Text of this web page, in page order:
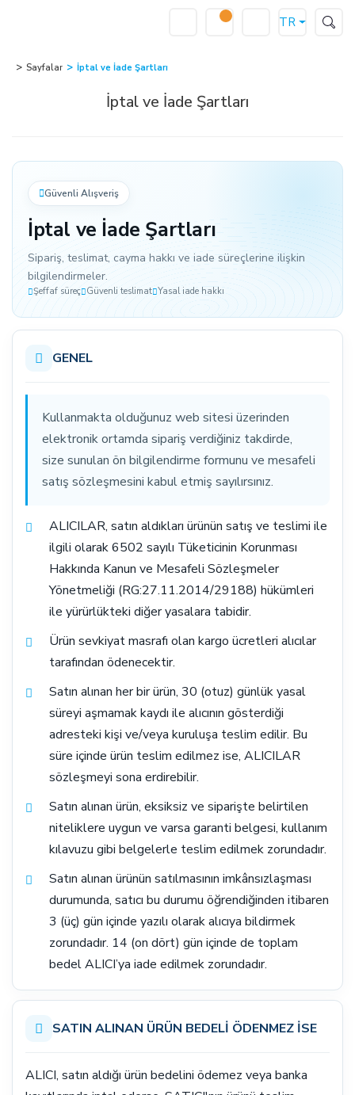
TR
Sayfalar İptal ve İade Şartları
İptal ve İade Şartları
Güvenli Alışveriş
İptal ve İade Şartları
Sipariş, teslimat, cayma hakkı ve iade süreçlerine ilişkin
bilgilendirmeler.
Şeffaf süreç Güvenli teslimat Yasal iade hakkı
GENEL
Kullanmakta olduğunuz web sitesi üzerinden
elektronik ortamda sipariş verdiğiniz takdirde,
size sunulan ön bilgilendirme formunu ve mesafeli
satış sözleşmesini kabul etmiş sayılırsınız.
ALICILAR, satın aldıkları ürünün satış ve teslimi ile
ilgili olarak 6502 sayılı Tüketicinin Korunması
Hakkında Kanun ve Mesafeli Sözleşmeler
Yönetmeliği (RG:27.11.2014/29188) hükümleri
ile yürürlükteki diğer yasalara tabidir.
Ürün sevkiyat masrafı olan kargo ücretleri alıcılar
tarafından ödenecektir.
Satın alınan her bir ürün, 30 (otuz) günlük yasal
süreyi aşmamak kaydı ile alıcının gösterdiği
adresteki kişi ve/veya kuruluşa teslim edilir. Bu
süre içinde ürün teslim edilmez ise, ALICILAR
sözleşmeyi sona erdirebilir.
Satın alınan ürün, eksiksiz ve siparişte belirtilen
niteliklere uygun ve varsa garanti belgesi, kullanım
kılavuzu gibi belgelerle teslim edilmek zorundadır.
Satın alınan ürünün satılmasının imkânsızlaşması
durumunda, satıcı bu durumu öğrendiğinden itibaren
3 (üç) gün içinde yazılı olarak alıcıya bildirmek
zorundadır. 14 (on dört) gün içinde de toplam
bedel ALICI’ya iade edilmek zorundadır.
SATIN ALINAN ÜRÜN BEDELİ ÖDENMEZ İSE
ALICI, satın aldığı ürün bedelini ödemez veya banka